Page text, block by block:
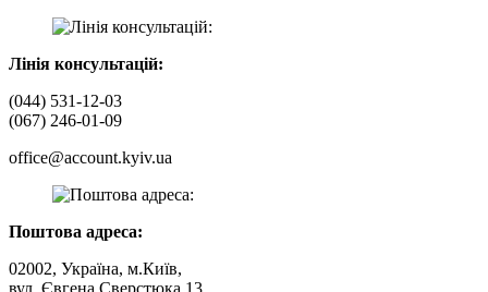
Лінія консультацій:
(044) 531-12-03
(067) 246-01-09
office@account.kyiv.ua
Поштова адреса:
02002, Україна, м.Київ,
вул. Євгена Сверстюка 13,